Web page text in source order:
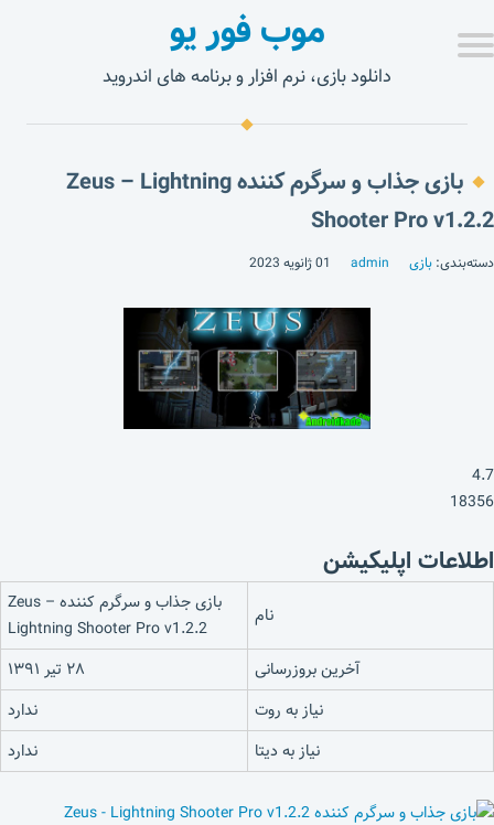
موب فور یو
دانلود بازی، نرم افزار و برنامه های اندروید
بازی جذاب و سرگرم کننده Zeus – Lightning
Shooter Pro v1.2.2
دسته‌بندی: بازی admin 01 ژانویه 2023
4.7
18356
اطلاعات اپلیکیشن
نام
بازی جذاب و سرگرم کننده Zeus –
Lightning Shooter Pro v1.2.2
آخرین بروزرسانی
۲۸ تیر ۱۳۹۱
نیاز به روت
ندارد
نیاز به دیتا
ندارد